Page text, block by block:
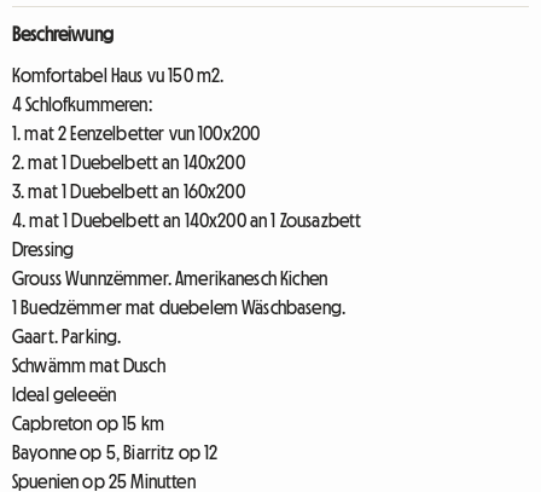
Beschreiwung
Komfortabel Haus vu 150 m2.
4 Schlofkummeren:
1. mat 2 Eenzelbetter vun 100x200
2. mat 1 Duebelbett an 140x200
3. mat 1 Duebelbett an 160x200
4. mat 1 Duebelbett an 140x200 an 1 Zousazbett
Dressing
Grouss Wunnzëmmer. Amerikanesch Kichen
1 Buedzëmmer mat duebelem Wäschbaseng.
Gaart. Parking.
Schwämm mat Dusch
Ideal geleeën
Capbreton op 15 km
Bayonne op 5, Biarritz op 12
Spuenien op 25 Minutten